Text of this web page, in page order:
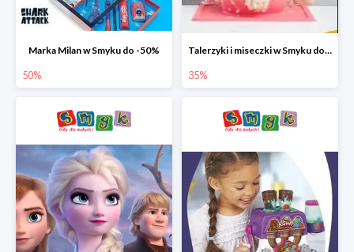
Marka Milan w Smyku do -50%
50%
Talerzyki i miseczki w Smyku do -35%
35%